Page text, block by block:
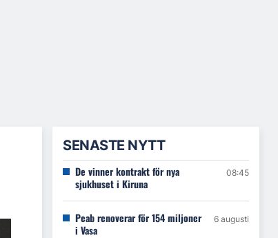
SENASTE NYTT
De vinner kontrakt för nya
sjukhuset i Kiruna
08:45
Peab renoverar för 154 miljoner
i Vasa
6 augusti